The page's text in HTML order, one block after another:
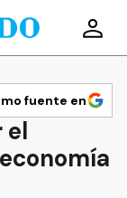
fuente en
el